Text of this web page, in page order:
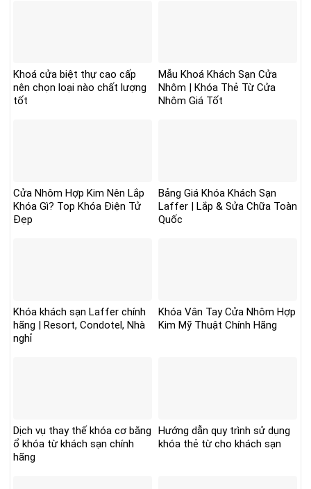
Khoá cửa biệt thự cao cấp
nên chọn loại nào chất lượng
tốt
Mẫu Khoá Khách Sạn Cửa
Nhôm | Khóa Thẻ Từ Cửa
Nhôm Giá Tốt
Cửa Nhôm Hợp Kim Nên Lắp
Khóa Gì? Top Khóa Điện Tử
Đẹp
Bảng Giá Khóa Khách Sạn
Laffer | Lắp & Sửa Chữa Toàn
Quốc
Khóa khách sạn Laffer chính
hãng | Resort, Condotel, Nhà
nghỉ
Khóa Vân Tay Cửa Nhôm Hợp
Kim Mỹ Thuật Chính Hãng
Dịch vụ thay thế khóa cơ bằng
ổ khóa từ khách sạn chính
hãng
Hướng dẫn quy trình sử dụng
khóa thẻ từ cho khách sạn